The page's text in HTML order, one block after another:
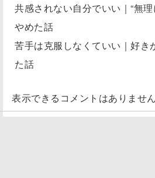
共感されない自分でいい｜“無
やめた話
苦手は克服しなくていい｜好き
た話
表示できるコメントはありません